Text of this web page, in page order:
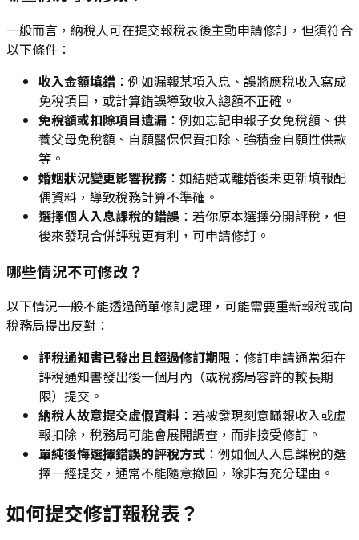
一般而言，納稅人可在提交報稅表後主動申請修訂，但須符合
以下條件：
收入金額填錯 ：例如漏報某項入息、誤將應稅收入寫成
免稅項目，或計算錯誤導致收入總額不正確。
免稅額或扣除項目遺漏 ：例如忘記申報子女免稅額、供
養父母免稅額、自願醫保保費扣除、強積金自願性供款
等。
婚姻狀況變更影響稅務 ：如結婚或離婚後未更新填報配
偶資料，導致稅務計算不準確。
選擇個人入息課稅的錯誤 ：若你原本選擇分開評稅，但
後來發現合併評稅更有利，可申請修訂。
哪些情況不可修改？
以下情況一般不能透過簡單修訂處理，可能需要重新報稅或向
稅務局提出反對：
評稅通知書已發出且超過修訂期限 ：修訂申請通常須在
評稅通知書發出後一個月內（或稅務局容許的較長期
限）提交。
納稅人故意提交虛假資料 ：若被發現刻意瞞報收入或虛
報扣除，稅務局可能會展開調查，而非接受修訂。
單純後悔選擇錯誤的評稅方式 ：例如個人入息課稅的選
擇一經提交，通常不能隨意撤回，除非有充分理由。
如何提交修訂報稅表？